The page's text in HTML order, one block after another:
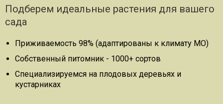
Подберем идеальные растения для вашего
сада
Приживаемость 98% (адаптированы к климату МО)
Собственный питомник - 1000+ сортов
Специализируемся на плодовых деревьях и
кустарниках